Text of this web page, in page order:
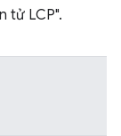
tử LCP".